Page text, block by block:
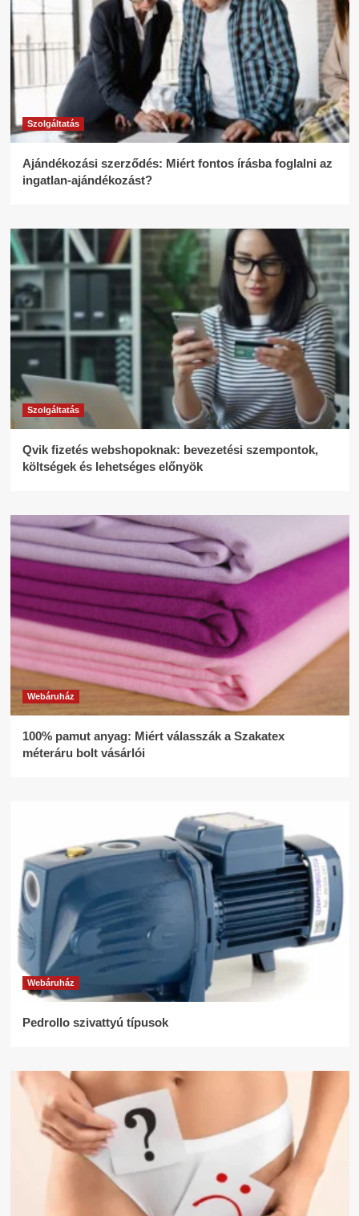
Szolgáltatás
Ajándékozási szerződés: Miért fontos írásba foglalni az
ingatlan-ajándékozást?
Szolgáltatás
Qvik fizetés webshopoknak: bevezetési szempontok,
költségek és lehetséges előnyök
Webáruház
100% pamut anyag: Miért válasszák a Szakatex
méteráru bolt vásárlói
Webáruház
Pedrollo szivattyú típusok